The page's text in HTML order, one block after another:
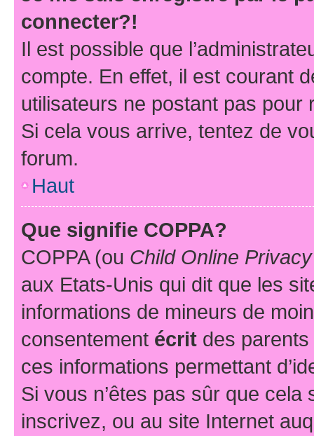
connecter?!
Il est possible que
compte. En effet, il est courant
utilisateurs ne postant pas pour
Si cela vous arrive, tentez de
forum.
Haut
Que signifie COPPA?
COPPA (ou Child Online
aux Etats-Unis qui dit que les
informations de mineurs de
consentement écrit des parents
ces informations permettant
Si vous n’êtes pas sûr que
inscrivez, ou au site Internet